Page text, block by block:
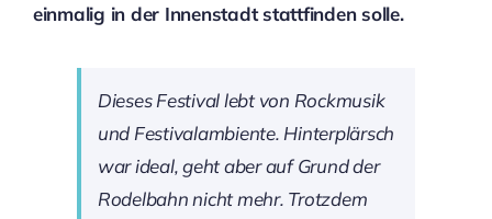
einmalig in der Innenstadt stattfinden solle.
Dieses Festival lebt von Rockmusik
und Festivalambiente. Hinterplärsch
war ideal, geht aber auf Grund der
Rodelbahn nicht mehr. Trotzdem